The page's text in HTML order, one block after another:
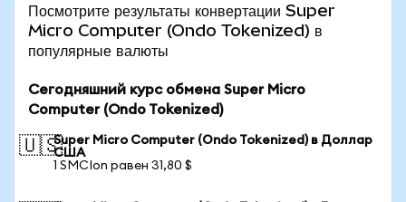
Посмотрите результаты конвертации Super
Micro Computer (Ondo Tokenized) в
популярные валюты
Сегодняшний курс обмена Super Micro
Computer (Ondo Tokenized)
🇺🇸Super Micro Computer (Ondo Tokenized) в Доллар
США
1 SMCIon равен 31,80 $